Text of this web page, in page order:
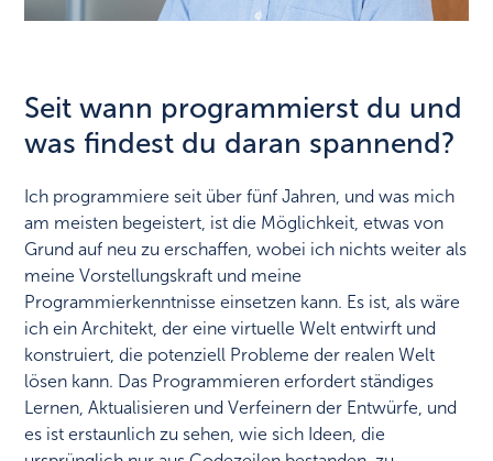
Seit wann programmierst du und
was findest du daran spannend?
Ich programmiere seit über fünf Jahren, und was mich
am meisten begeistert, ist die Möglichkeit, etwas von
Grund auf neu zu erschaffen, wobei ich nichts weiter als
meine Vorstellungskraft und meine
Programmierkenntnisse einsetzen kann. Es ist, als wäre
ich ein Architekt, der eine virtuelle Welt entwirft und
konstruiert, die potenziell Probleme der realen Welt
lösen kann. Das Programmieren erfordert ständiges
Lernen, Aktualisieren und Verfeinern der Entwürfe, und
es ist erstaunlich zu sehen, wie sich Ideen, die